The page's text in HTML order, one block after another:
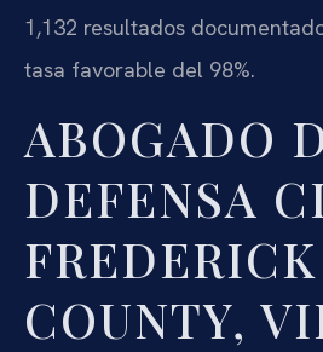
1,132 resultados
tasa favorable del 98%.
ABOGADO
DEFENSA
FREDERICK
COUNTY,